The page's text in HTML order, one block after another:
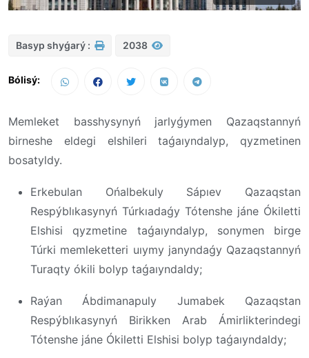
Basyp shyǵarý : 2038
Bólisý:
Memleket basshysynyń jarlyǵymen Qazaqstannyń
birneshe eldegi elshileri taǵaıyndalyp, qyzmetinen
bosatyldy.
Erkebulan Ońalbekuly Sápıev Qazaqstan
Respýblıkasynyń Túrkıadaǵy Tótenshe jáne Ókiletti
Elshisi qyzmetine taǵaıyndalyp, sonymen birge
Túrki memleketteri uıymy janyndaǵy Qazaqstannyń
Turaqty ókili bolyp taǵaıyndaldy;
Raýan Ábdimanapuly Jumabek Qazaqstan
Respýblıkasynyń Birikken Arab Ámirlikterindegi
Tótenshe jáne Ókiletti Elshisi bolyp taǵaıyndaldy;